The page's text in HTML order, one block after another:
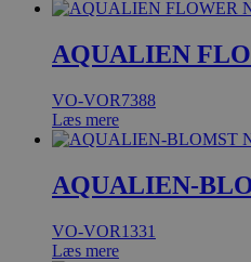
AQUALIEN
VO-VOR7388
Læs mere
AQUALIEN-
VO-VOR1331
Læs mere